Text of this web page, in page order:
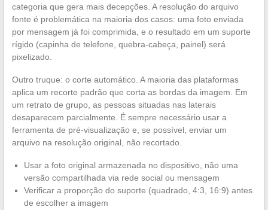
categoria que gera mais decepções. A resolução do arquivo
fonte é problemática na maioria dos casos: uma foto enviada
por mensagem já foi comprimida, e o resultado em um suporte
rígido (capinha de telefone, quebra-cabeça, painel) será
pixelizado.
Outro truque: o corte automático. A maioria das plataformas
aplica um recorte padrão que corta as bordas da imagem. Em
um retrato de grupo, as pessoas situadas nas laterais
desaparecem parcialmente. É sempre necessário usar a
ferramenta de pré-visualização e, se possível, enviar um
arquivo na resolução original, não recortado.
Usar a foto original armazenada no dispositivo, não uma
versão compartilhada via rede social ou mensagem
Verificar a proporção do suporte (quadrado, 4:3, 16:9) antes
de escolher a imagem